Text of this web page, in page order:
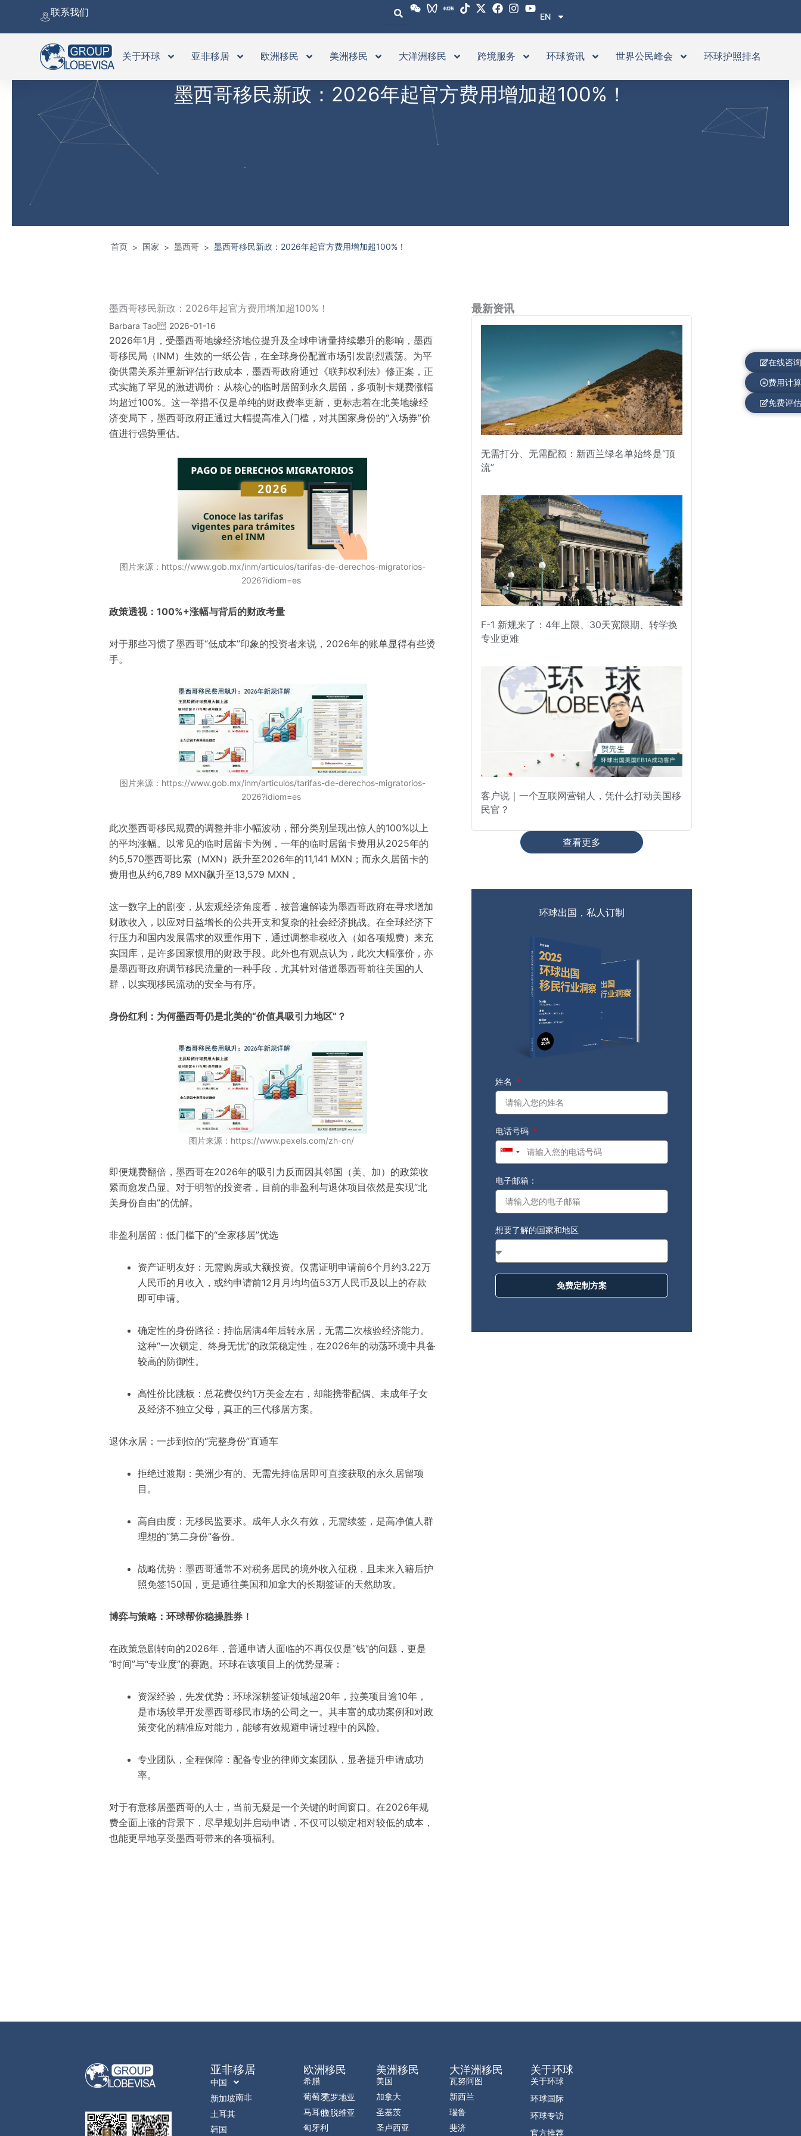
联系我们 EN
关于环球 亚非移居 欧洲移民 美洲移民 大洋洲移民 跨境服务 环球资讯 世界公民峰会 环球护照排名
墨西哥移民新政：2026年起官方费用增加超100%！
首页 > 国家 > 墨西哥 > 墨西哥移民新政：2026年起官方费用增加超100%！
墨西哥移民新政：2026年起官方费用增加超100%！
Barbara Tao 2026-01-16
2026年1月，受墨西哥地缘经济地位提升及全球申请量持续攀升的影响，墨西
哥移民局（INM）生效的一纸公告，在全球身份配置市场引发剧烈震荡。为平
衡供需关系并重新评估行政成本，墨西哥政府通过《联邦权利法》修正案，正
式实施了罕见的激进调价：从核心的临时居留到永久居留，多项制卡规费涨幅
均超过100%。这一举措不仅是单纯的财政费率更新，更标志着在北美地缘经
济变局下，墨西哥政府正通过大幅提高准入门槛，对其国家身份的“入场券”价
值进行强势重估。
图片来源： https://www.gob.mx/inm/articulos/tarifas-de-derechos-migratorios-
2026?idiom=es
政策透视：100%+涨幅与背后的财政考量
对于那些习惯了墨西哥“低成本”印象的投资者来说，2026年的账单显得有些烫
手。
图片来源：https://www.gob.mx/inm/articulos/tarifas-de-derechos-migratorios-
2026?idiom=es
此次墨西哥移民规费的调整并非小幅波动，部分类别呈现出惊人的100%以上
的平均涨幅。以常见的临时居留卡为例，一年的临时居留卡费用从2025年的
约5,570墨西哥比索（MXN）跃升至2026年的11,141 MXN；而永久居留卡的
费用也从约6,789 MXN飙升至13,579 MXN 。
这一数字上的剧变，从宏观经济角度看，被普遍解读为墨西哥政府在寻求增加
财政收入，以应对日益增长的公共开支和复杂的社会经济挑战。在全球经济下
行压力和国内发展需求的双重作用下，通过调整非税收入（如各项规费）来充
实国库，是许多国家惯用的财政手段。此外也有观点认为，此次大幅涨价，亦
是墨西哥政府调节移民流量的一种手段，尤其针对借道墨西哥前往美国的人
群，以实现移民流动的安全与有序。
身份红利：为何墨西哥仍是北美的“价值具吸引力地区”？
图片来源：https://www.pexels.com/zh-cn/
即便规费翻倍，墨西哥在2026年的吸引力反而因其邻国（美、加）的政策收
紧而愈发凸显。对于明智的投资者，目前的非盈利与退休项目依然是实现“北
美身份自由”的优解。
非盈利居留：低门槛下的“全家移居”优选
资产证明友好：无需购房或大额投资。仅需证明申请前6个月约3.22万
人民币的月收入，或约申请前12月月均均值53万人民币及以上的存款
即可申请。
确定性的身份路径：持临居满4年后转永居，无需二次核验经济能力。
这种“一次锁定、终身无忧”的政策稳定性，在2026年的动荡环境中具备
较高的防御性。
高性价比跳板：总花费仅约1万美金左右，却能携带配偶、未成年子女
及经济不独立父母，真正的三代移居方案。
退休永居：一步到位的“完整身份”直通车
拒绝过渡期：美洲少有的、无需先持临居即可直接获取的永久居留项
目。
高自由度：无移民监要求。成年人永久有效，无需续签，是高净值人群
理想的“第二身份”备份。
战略优势：墨西哥通常不对税务居民的境外收入征税，且未来入籍后护
照免签150国，更是通往美国和加拿大的长期签证的天然助攻。
博弈与策略：环球帮你稳操胜券！
在政策急剧转向的2026年，普通申请人面临的不再仅仅是“钱”的问题，更是
“时间”与“专业度”的赛跑。环球在该项目上的优势显著：
资深经验，先发优势：环球深耕签证领域超20年，拉美项目逾10年，
是市场较早开发墨西哥移民市场的公司之一。其丰富的成功案例和对政
策变化的精准应对能力，能够有效规避申请过程中的风险。
专业团队，全程保障：配备专业的律师文案团队，显著提升申请成功
率。
对于有意移居墨西哥的人士，当前无疑是一个关键的时间窗口。在2026年规
费全面上涨的背景下，尽早规划并启动申请，不仅可以锁定相对较低的成本，
也能更早地享受墨西哥带来的各项福利。
最新资讯
无需打分、无需配额：新西兰绿名单始终是“顶
流”
F-1 新规来了：4年上限、30天宽限期、转学换
专业更难
客户说｜一个互联网营销人，凭什么打动美国移
民官？
查看更多
环球出国，私人订制
姓名
电话号码
Singapore
电子邮箱：
想要了解的国家和地区
免费定制方案
在线咨询
费用计算
免费评估
亚非移居
中国
新加坡
土耳其
韩国
南非
欧洲移民
希腊
葡萄牙
马耳他
匈牙利
克罗地亚
拉脱维亚
美洲移民
美国
加拿大
圣基茨
圣卢西亚
大洋洲移民
瓦努阿图
新西兰
瑙鲁
斐济
关于环球
关于环球
环球国际
环球专访
官方推荐